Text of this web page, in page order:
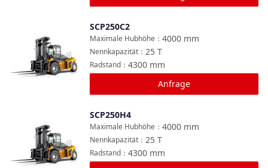
SCP250C2
4000 mm
Maximale Hubhöhe ：
25 T
Nennkapazität ：
4300 mm
Radstand ：
Anfrage
SCP250H4
4000 mm
Maximale Hubhöhe ：
25 T
Nennkapazität ：
4300 mm
Radstand ：